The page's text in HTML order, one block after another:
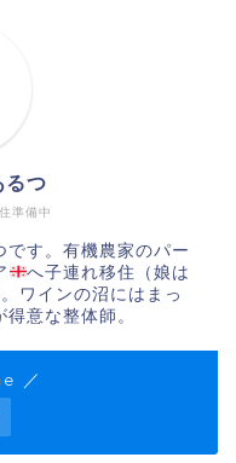
準備中
るつ
です。有機農家のパー
へ子連れ移住（娘は
ワインの沼にはまっ
意な整体師。
／